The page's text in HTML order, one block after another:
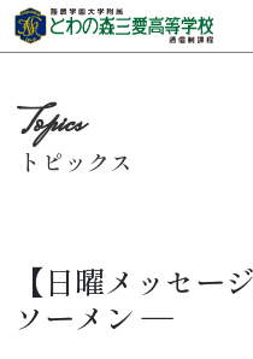
トピックス
【日曜メッセ
ソーメン ―